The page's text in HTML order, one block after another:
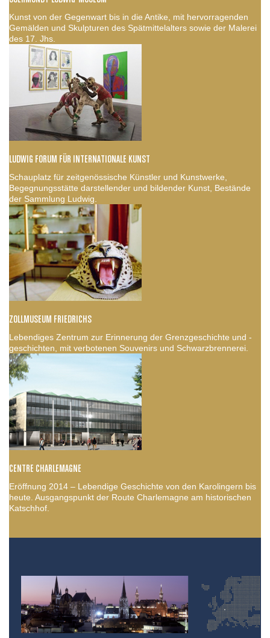
Kunst von der Gegenwart bis in die Antike, mit hervorragenden
Gemälden und Skulpturen des Spätmittelalters sowie der Malerei
des 17. Jhs.
LUDWIG FORUM FÜR INTERNATIONALE KUNST
Schauplatz für zeitgenössische Künstler und Kunstwerke,
Begegnungsstätte darstellender und bildender Kunst, Bestände
der Sammlung Ludwig.
ZOLLMUSEUM FRIEDRICHS
Lebendiges Zentrum zur Erinnerung der Grenzgeschichte und -
geschichten, mit verbotenen Souvenirs und Schwarzbrennerei.
CENTRE CHARLEMAGNE
Eröffnung 2014 – Lebendige Geschichte von den Karolingern bis
heute. Ausgangspunkt der Route Charlemagne am historischen
Katschhof.